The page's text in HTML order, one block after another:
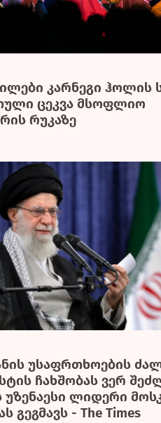
კარნეგი ჰოლის
ცეკვა მსოფლიო
რუკაზე
უსაფრთხოების
ჩახშობას ვერ
უზენაესი ლიდერი
გეგმავს - The Times